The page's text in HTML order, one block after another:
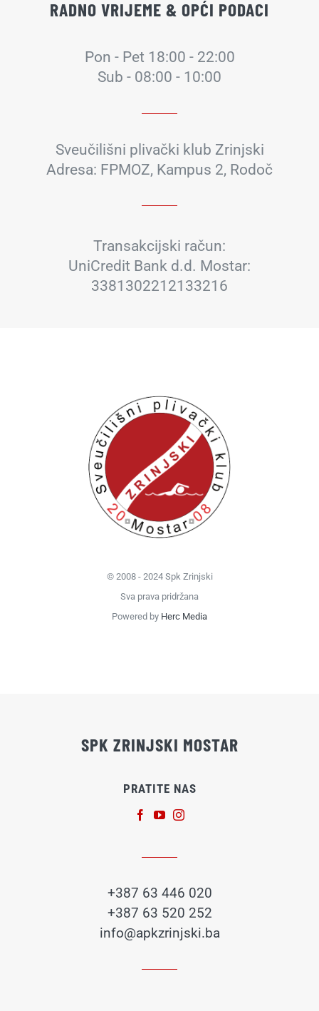
RADNO VRIJEME & OPĆI PODACI
Pon - Pet 18:00 - 22:00
Sub - 08:00 - 10:00
Sveučilišni plivački klub Zrinjski
Adresa: FPMOZ, Kampus 2, Rodoč
Transakcijski račun:
UniCredit Bank d.d. Mostar:
3381302212133216
© 2008 - 2024 Spk Zrinjski
Sva prava pridržana
Powered by Herc Media
SPK ZRINJSKI MOSTAR
PRATITE NAS
+387 63 446 020
+387 63 520 252
info@apkzrinjski.ba